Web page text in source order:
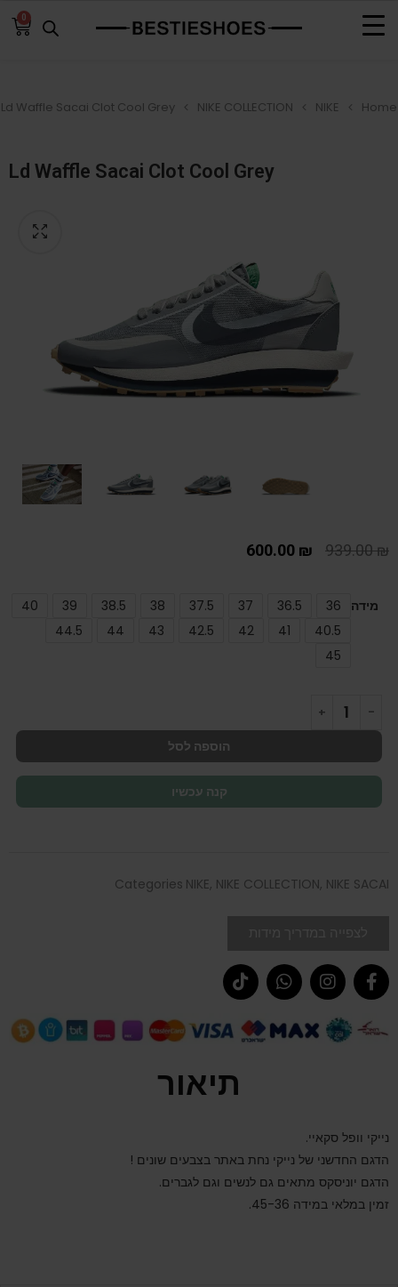
0
Home
NIKE
NIKE COLLECTION
Ld Waffle Sacai Clot Cool Grey
Ld Waffle Sacai Clot Cool Grey
939.00₪
600.00 ₪
מידה 36
36.5
37
37.5
38
38.5
39
40
40.5
41
42
42.5
43
44
44.5
45
הוספה לסל
קנה עכשיו
Categories NIKE, NIKE COLLECTION, NIKE SACAI
תיאור
נייקי וופל סקאיי.
הדגם החדשני של נייקי נחת באתר בצבעים שונים !
הדגם יוניסקס מתאים גם לנשים וגם לגברים.
זמין במלאי במידה 45-36.